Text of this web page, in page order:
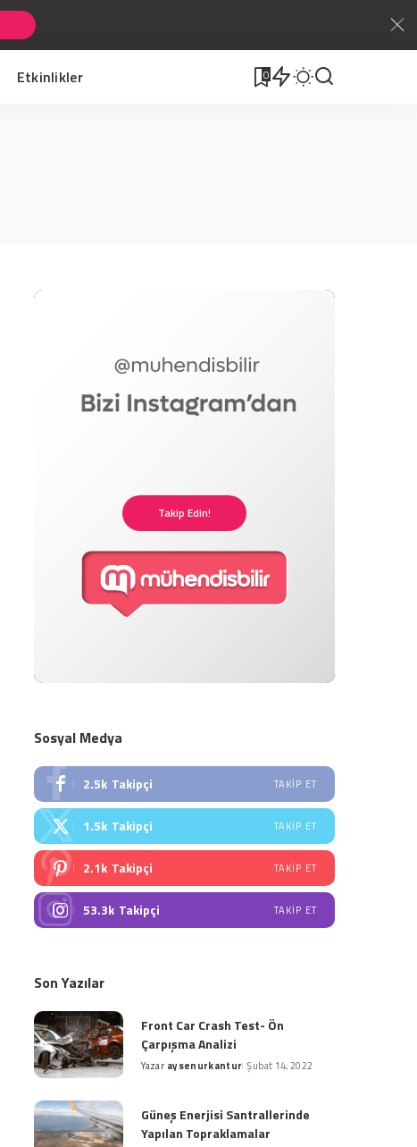
Etkinlikler 0
Takip Edin!
Sosyal Medya
2.5k Takipçi TAKIP ET
1.5k Takipçi TAKIP ET
2.1k Takipçi TAKIP ET
53.3k Takipçi TAKIP ET
Son Yazılar
Front Car Crash Test- Ön
Çarpışma Analizi
Posted
Yazar aysenurkantur Şubat 14, 2022
Güneş Enerjisi Santrallerinde
Yapılan Topraklamalar